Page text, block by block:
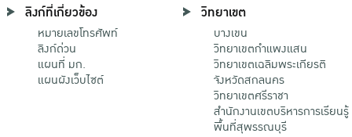
ลิงก์ที่เกี่ยวข้อง
หมายเลขโทรศัพท์
ลิงก์ด่วน
แผนที่ มก.
แผนผังเว็บไซต์
วิทยาเขต
บางเขน
วิทยาเขตกําแพงแสน
วิทยาเขตเฉลิมพระเกียรติ
จังหวัดสกลนคร
วิทยาเขตศรีราชา
สำนักงานเขตบริหารการเรียนรู้
พื้นที่สุพรรณบุรี